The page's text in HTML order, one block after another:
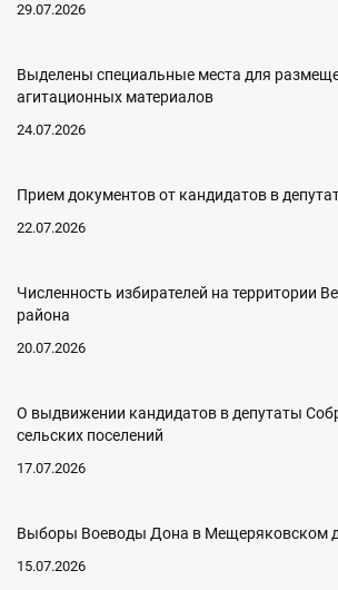
29.07.2026
Выделены специальные места для
агитационных материалов
24.07.2026
Прием документов от кандидатов в
22.07.2026
Численность избирателей на территории
района
20.07.2026
О выдвижении кандидатов в депутаты
сельских поселений
17.07.2026
Выборы Воеводы Дона в Мещеряковском
15.07.2026